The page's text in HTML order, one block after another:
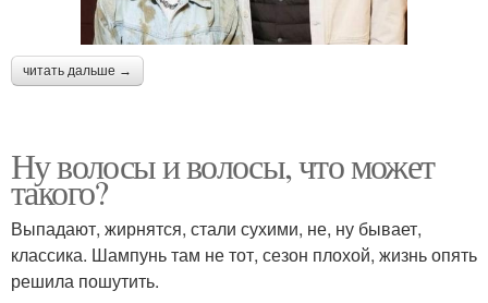
читать дальше →
Ну волосы и волосы, что может
такого?
Выпадают, жирнятся, стали сухими, не, ну бывает,
классика. Шампунь там не тот, сезон плохой, жизнь опять
решила пошутить.